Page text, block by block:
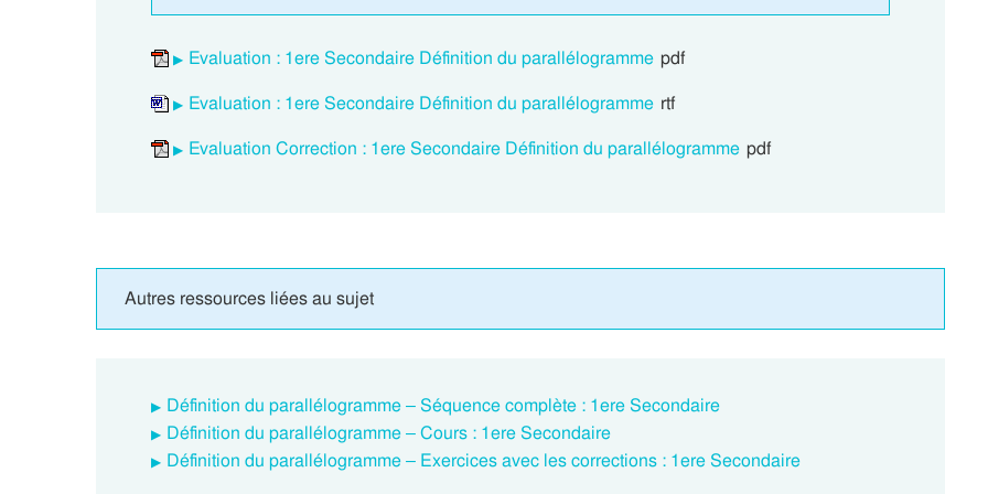
Evaluation : 1ere Secondaire Définition du parallélogramme pdf
Evaluation : 1ere Secondaire Définition du parallélogramme rtf
Evaluation Correction : 1ere Secondaire Définition du parallélogramme pdf
Autres ressources liées au sujet
Définition du parallélogramme – Séquence complète : 1ere Secondaire
Définition du parallélogramme – Cours : 1ere Secondaire
Définition du parallélogramme – Exercices avec les corrections : 1ere Secondaire